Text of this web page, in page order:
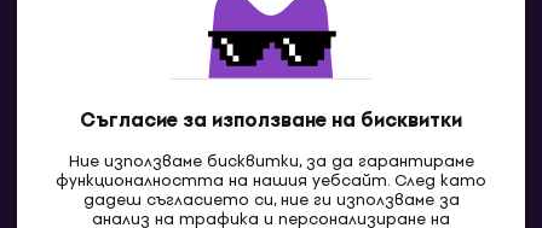
Съгласие за използване на бисквитки
Ние използваме бисквитки, за да гарантираме
функционалността на нашия уебсайт. След като
дадеш съгласието си, ние ги използваме за
анализ на трафика и персонализиране на
Свържи се с нас